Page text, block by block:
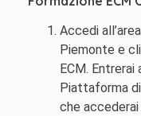
Accedi
Piemonte e
ECM.
Piattaforma
che